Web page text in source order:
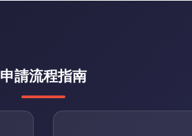
申請流程指南